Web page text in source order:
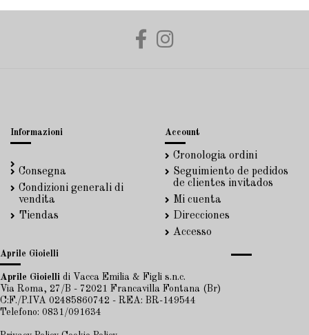
Informazioni
Consegna
Condizioni generali di
vendita
Tiendas
Account
Cronologia ordini
Seguimiento de pedidos
de clientes invitados
Mi cuenta
Direcciones
Accesso
Aprile Gioielli
Aprile Gioielli di Vacca Emilia & Figli s.n.c.
Via Roma, 27/B - 72021 Francavilla Fontana (Br)
C:F./P.IVA 02485860742 - REA: BR-149544
Telefono: 0831/091634